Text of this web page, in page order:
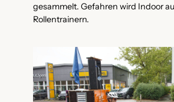
gesammelt. Gefahren wird Indoor
Rollentrainern.